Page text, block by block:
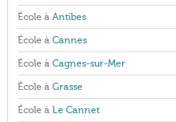
École à Antibes
École à Cannes
École à Cagnes-sur-Mer
École à Grasse
École à Le Cannet